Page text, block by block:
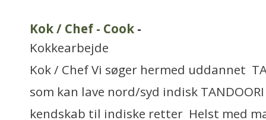
Kok / Chef - Cook -
Kokkearbejde
Kok / Chef Vi søger hermed uddannet
som kan lave nord/syd indisk
kendskab til indiske retter Helst med